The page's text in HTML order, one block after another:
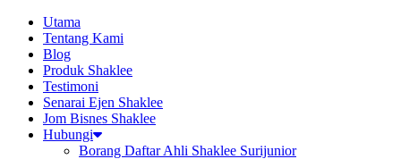
Utama
Tentang Kami
Blog
Produk Shaklee
Testimoni
Senarai Ejen Shaklee
Jom Bisnes Shaklee
Hubungi
Borang Daftar Ahli Shaklee Surijunior